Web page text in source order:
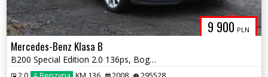
9 900 PLN
Mercedes-Benz Klasa B
B200 Special Edition 2.0 136ps, Bogate wyposażenie, Alufelgi